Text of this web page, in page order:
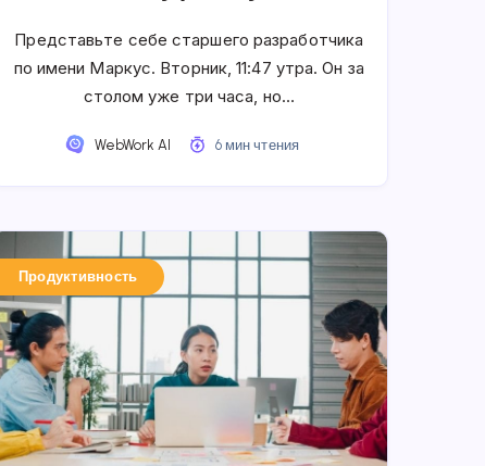
Представьте себе старшего разработчика
по имени Маркус. Вторник, 11:47 утра. Он за
столом уже три часа, но…
WebWork AI 6 мин чтения
Продуктивность